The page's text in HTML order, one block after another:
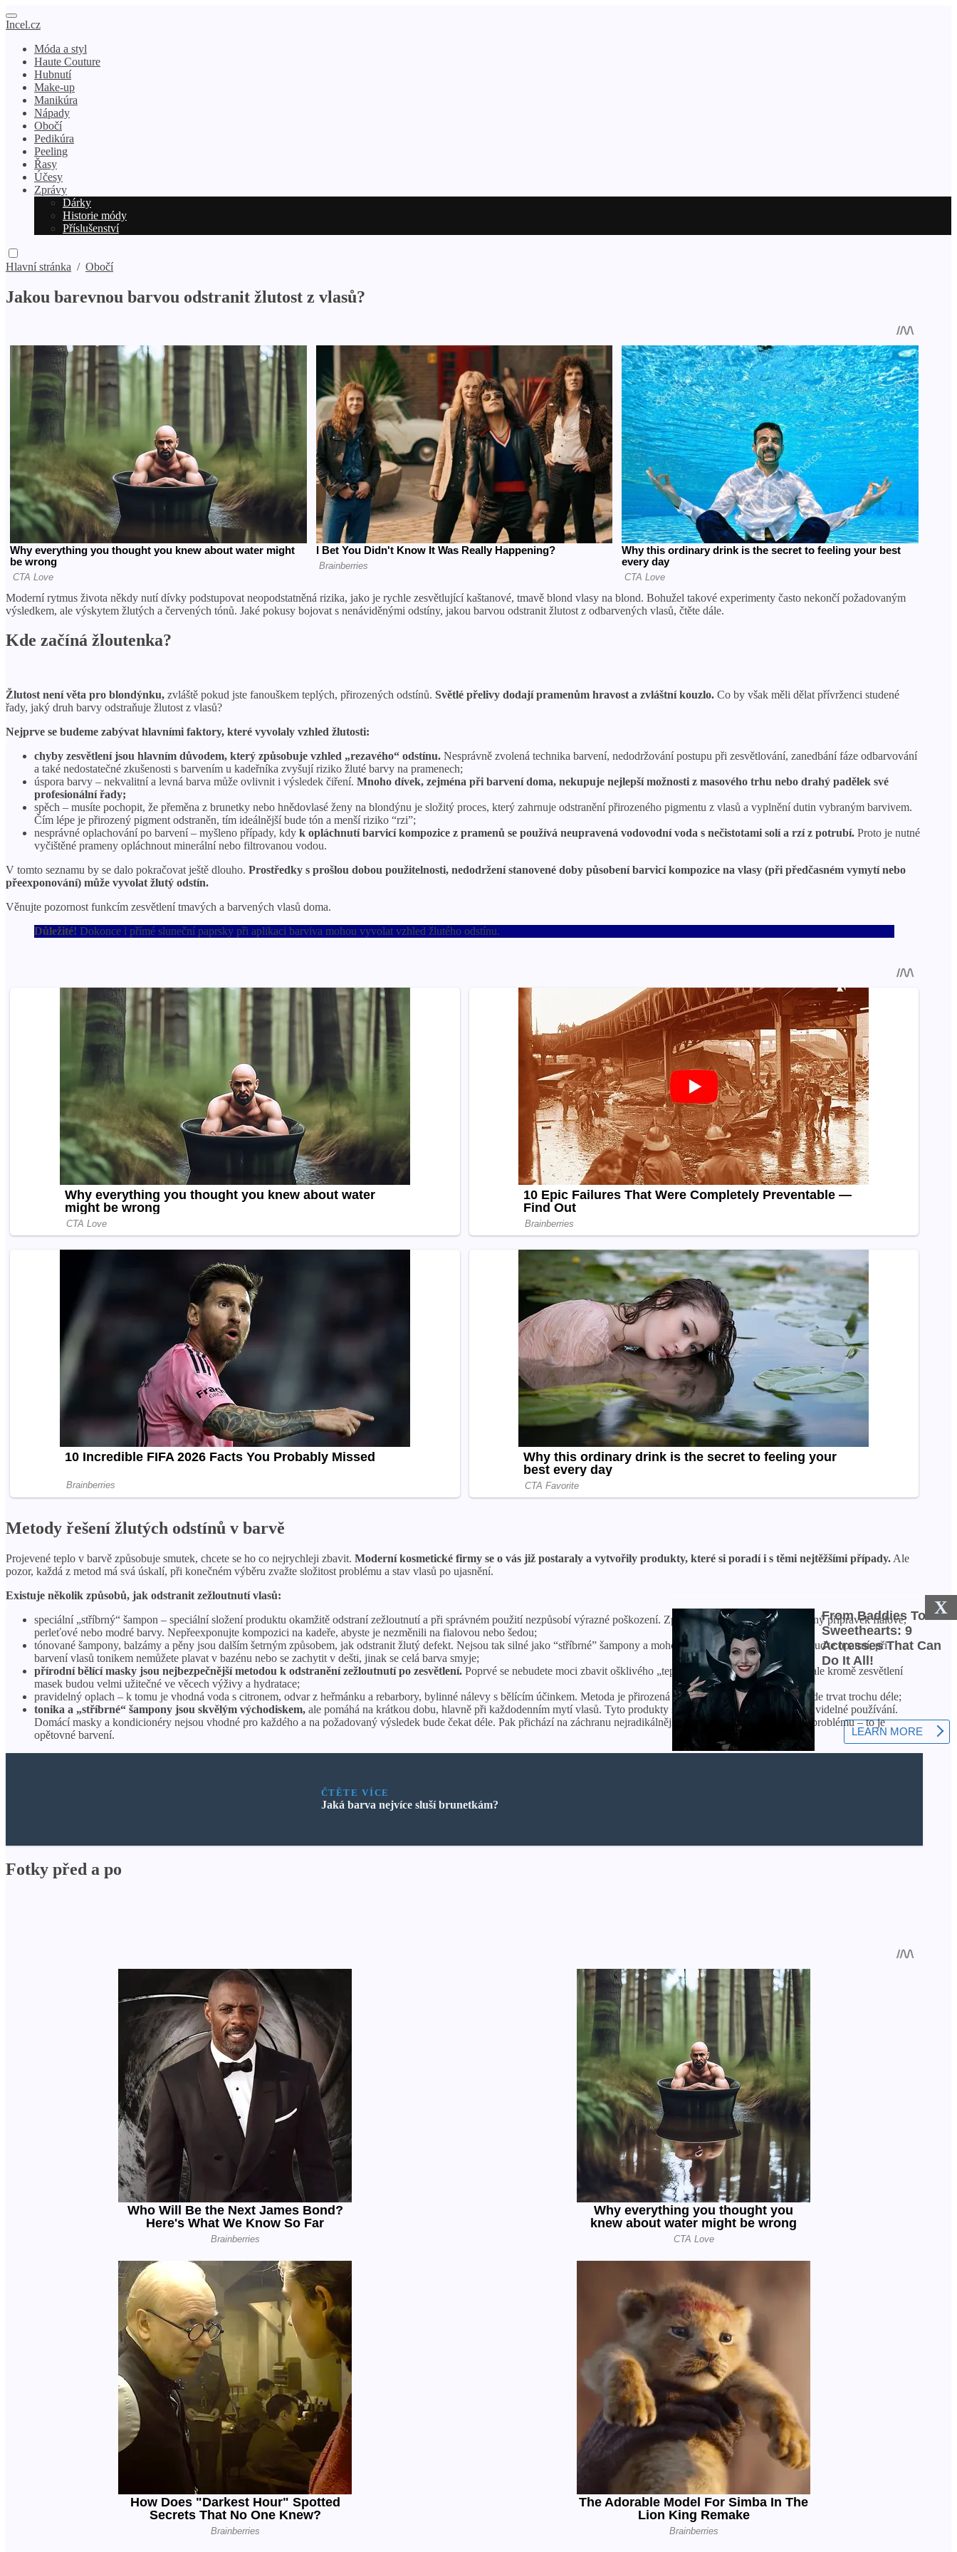
Incel.cz
Móda a styl
Haute Couture
Hubnutí
Make-up
Manikúra
Nápady
Obočí
Pedikúra
Peeling
Řasy
Účesy
Zprávy
Dárky
Historie módy
Příslušenství
Hlavní stránka / Obočí
Jakou barevnou barvou odstranit žlutost z vlasů?
X
Moderní rytmus života někdy nutí dívky podstupovat neopodstatněná rizika, jako je rychle zesvětlující kaštanové, tmavě blond vlasy na blond. Bohužel takové experimenty často nekončí požadovaným
výsledkem, ale výskytem žlutých a červených tónů. Jaké pokusy bojovat s nenáviděnými odstíny, jakou barvou odstranit žlutost z odbarvených vlasů, čtěte dále.
Kde začíná žloutenka?
Žlutost není věta pro blondýnku, zvláště pokud jste fanouškem teplých, přirozených odstínů. Světlé přelivy dodají pramenům hravost a zvláštní kouzlo. Co by však měli dělat přívrženci studené
řady, jaký druh barvy odstraňuje žlutost z vlasů?
Nejprve se budeme zabývat hlavními faktory, které vyvolaly vzhled žlutosti:
chyby zesvětlení jsou hlavním důvodem, který způsobuje vzhled „rezavého“ odstínu. Nesprávně zvolená technika barvení, nedodržování postupu při zesvětlování, zanedbání fáze odbarvování
a také nedostatečné zkušenosti s barvením u kadeřníka zvyšují riziko žluté barvy na pramenech;
úspora barvy – nekvalitní a levná barva může ovlivnit i výsledek čiření. Mnoho dívek, zejména při barvení doma, nekupuje nejlepší možnosti z masového trhu nebo drahý padělek své
profesionální řady;
spěch – musíte pochopit, že přeměna z brunetky nebo hnědovlasé ženy na blondýnu je složitý proces, který zahrnuje odstranění přirozeného pigmentu z vlasů a vyplnění dutin vybraným barvivem.
Čím lépe je přirozený pigment odstraněn, tím ideálnější bude tón a menší riziko “rzi”;
nesprávné oplachování po barvení – myšleno případy, kdy k opláchnutí barvicí kompozice z pramenů se používá neupravená vodovodní voda s nečistotami solí a rzí z potrubí. Proto je nutné
vyčištěné prameny opláchnout minerální nebo filtrovanou vodou.
V tomto seznamu by se dalo pokračovat ještě dlouho. Prostředky s prošlou dobou použitelnosti, nedodržení stanovené doby působení barvicí kompozice na vlasy (při předčasném vymytí nebo
přeexponování) může vyvolat žlutý odstín.
Věnujte pozornost funkcím zesvětlení tmavých a barvených vlasů doma.
Důležité! Dokonce i přímé sluneční paprsky při aplikaci barviva mohou vyvolat vzhled žlutého odstínu.
Metody řešení žlutých odstínů v barvě
Projevené teplo v barvě způsobuje smutek, chcete se ho co nejrychleji zbavit. Moderní kosmetické firmy se o vás již postaraly a vytvořily produkty, které si poradí i s těmi nejtěžšími případy. Ale
pozor, každá z metod má svá úskalí, při konečném výběru zvažte složitost problému a stav vlasů po ujasnění.
Existuje několik způsobů, jak odstranit zežloutnutí vlasů:
speciální „stříbrný“ šampon – speciální složení produktu okamžitě odstraní zežloutnutí a při správném použití nezpůsobí výrazné poškození. Zpravidla se jedná o koncentrovaný přípravek fialové,
perleťové nebo modré barvy. Nepřeexponujte kompozici na kadeře, abyste je nezměnili na fialovou nebo šedou;
tónované šampony, balzámy a pěny jsou dalším šetrným způsobem, jak odstranit žlutý defekt. Nejsou tak silné jako “stříbrné” šampony a mohou vyžadovat několik použití. Buďte opatrní, při
barvení vlasů tonikem nemůžete plavat v bazénu nebo se zachytit v dešti, jinak se celá barva smyje;
přírodní bělící masky jsou nejbezpečnější metodou k odstranění zežloutnutí po zesvětlení. Poprvé se nebudete moci zbavit ošklivého „tepla“, bude to trvat 3-4 přístupy, ale kromě zesvětlení
masek budou velmi užitečné ve věcech výživy a hydratace;
pravidelný oplach – k tomu je vhodná voda s citronem, odvar z heřmánku a rebarbory, bylinné nálevy s bělícím účinkem. Metoda je přirozená a užitečná, ale proces bělení bude trvat trochu déle;
tonika a „stříbrné“ šampony jsou skvělým východiskem, ale pomáhá na krátkou dobu, hlavně při každodenním mytí vlasů. Tyto produkty se rychle smývají a vyžadují pravidelné používání.
Domácí masky a kondicionéry nejsou vhodné pro každého a na požadovaný výsledek bude čekat déle. Pak přichází na záchranu nejradikálnější metoda odstranění „žlutého“ problému – to je
opětovné barvení.
ČTĚTE VÍCE
Jaká barva nejvíce sluší brunetkám?
Fotky před a po